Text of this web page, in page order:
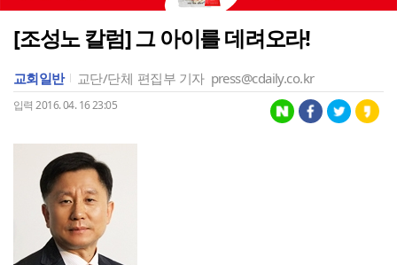
[조성노 칼럼] 그 아이를 데려오라!
교회일반 교단/단체 편집부 기자 press@cdaily.co.kr
입력 2016. 04. 16 23:05